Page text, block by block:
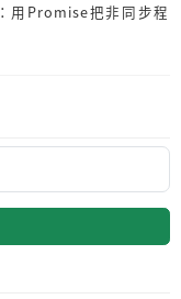
Promise把非同步程